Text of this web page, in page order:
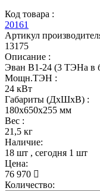
Код товара :
20161
Артикул
13175
Описание :
Эван В1-24 (3 ТЭНа в
Мощн.ТЭН :
24 кВт
Габариты (ДхШхВ) :
180x650x255 мм
Вес :
21,5 кг
Наличие:
18 шт , сегодня 1 шт
Цена:
76 970
Количество: